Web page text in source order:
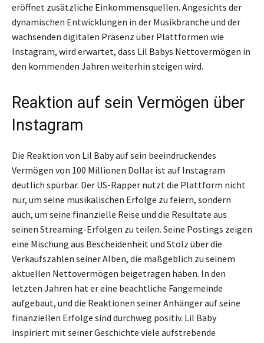
eröffnet zusätzliche Einkommensquellen. Angesichts der
dynamischen Entwicklungen in der Musikbranche und der
wachsenden digitalen Präsenz über Plattformen wie
Instagram, wird erwartet, dass Lil Babys Nettovermögen in
den kommenden Jahren weiterhin steigen wird.
Reaktion auf sein Vermögen über
Instagram
Die Reaktion von Lil Baby auf sein beeindruckendes
Vermögen von 100 Millionen Dollar ist auf Instagram
deutlich spürbar. Der US-Rapper nutzt die Plattform nicht
nur, um seine musikalischen Erfolge zu feiern, sondern
auch, um seine finanzielle Reise und die Resultate aus
seinen Streaming-Erfolgen zu teilen. Seine Postings zeigen
eine Mischung aus Bescheidenheit und Stolz über die
Verkaufszahlen seiner Alben, die maßgeblich zu seinem
aktuellen Nettovermögen beigetragen haben. In den
letzten Jahren hat er eine beachtliche Fangemeinde
aufgebaut, und die Reaktionen seiner Anhänger auf seine
finanziellen Erfolge sind durchweg positiv. Lil Baby
inspiriert mit seiner Geschichte viele aufstrebende